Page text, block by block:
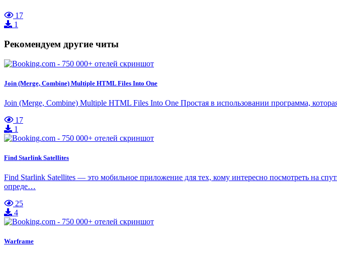
17
1
Рекомендуем другие читы
Join (Merge, Combine) Multiple HTML Files Into One
Join (Merge, Combine) Multiple HTML Files Into One Простая в использовании программа,
17
1
Find Starlink Satellites
Find Starlink Satellites — это мобильное приложение для тех, кому интересно посмотреть на
опреде…
25
4
Warframe